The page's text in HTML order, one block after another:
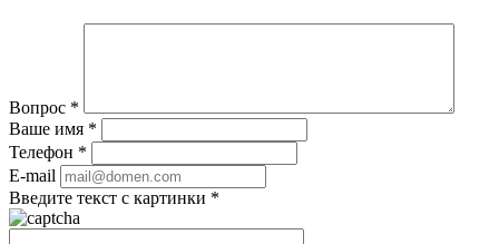
Вопрос *
Ваше имя *
Телефон *
E-mail
Введите текст с картинки *